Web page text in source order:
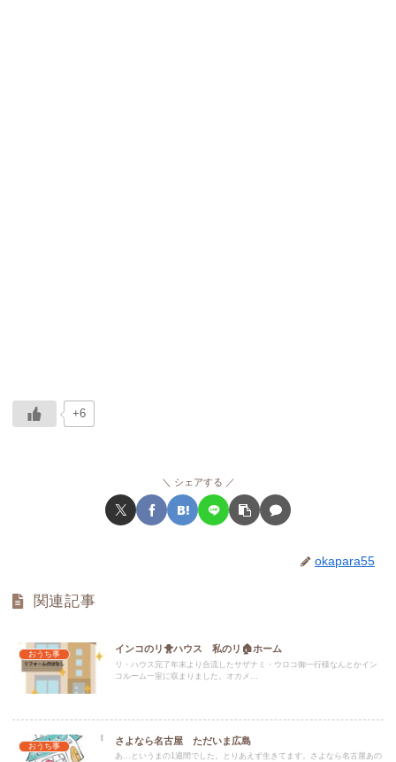
+6
シェアする
okapara55
関連記事
おうち事
インコのリ🐥ハウス 私のリ🏠ホーム
リ・ハウス完了年末より合流したサザナミ・ウロコ御一行様なんとかイン
コルーム一室に収まりました。オカメ...
おうち事
さよなら名古屋 ただいま広島
あ…というまの1週間でした。とりあえず生きてます。さよなら名古屋あの